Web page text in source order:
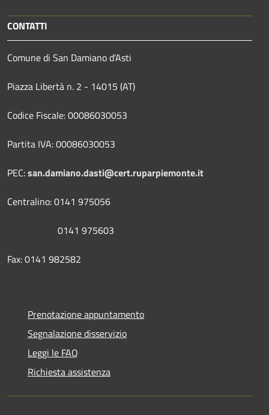
CONTATTI
Comune di San Damiano d'Asti
Piazza Libertà n. 2 - 14015 (AT)
Codice Fiscale: 00086030053
Partita IVA: 00086030053
PEC:san.damiano.dasti@cert.ruparpiemonte.it
Centralino: 0141 975056
0141 975603
Fax: 0141 982582
Prenotazione appuntamento
Segnalazione disservizio
Leggi le FAQ
Richiesta assistenza